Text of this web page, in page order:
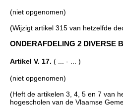
(niet opgenomen)
(Wijzigt artikel 315 van hetzelfde
ONDERAFDELING 2 DIVERSE
Artikel V. 17. ( ... - ... )
(niet opgenomen)
(Heft de artikelen 3, 4, 5 en 7 van
hogescholen van de Vlaamse